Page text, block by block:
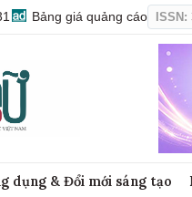
Bảng giá quảng cáo ISSN:
dụng & Đổi mới sáng tạo